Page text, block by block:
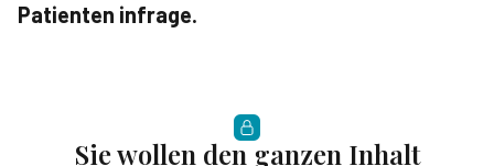
Patienten infrage.
Sie wollen den ganzen Inhalt